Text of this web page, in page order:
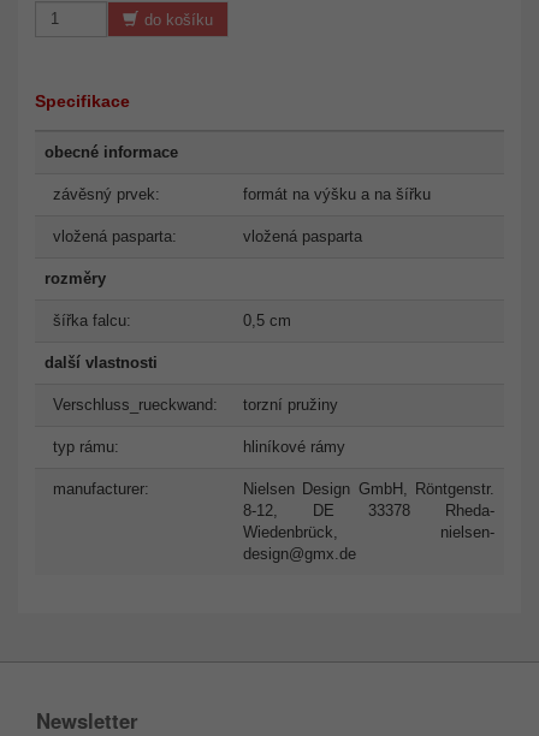
do košíku
Specifikace
obecné informace
závěsný prvek: formát na výšku a na šířku
vložená pasparta: vložená pasparta
rozměry
šířka falcu: 0,5 cm
další vlastnosti
Verschluss_rueckwand: torzní pružiny
typ rámu: hliníkové rámy
manufacturer:
Nielsen Design GmbH, Röntgenstr.
8-12, DE 33378 Rheda-
Wiedenbrück, nielsen-
design@gmx.de
Newsletter